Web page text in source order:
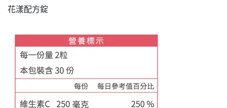
花漾配方錠